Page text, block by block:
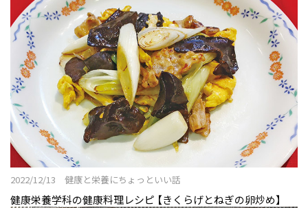
2022/12/13 健康と栄養にちょっといい話
健康栄養学科の健康料理レシピ 【きくらげとねぎの卵炒め】